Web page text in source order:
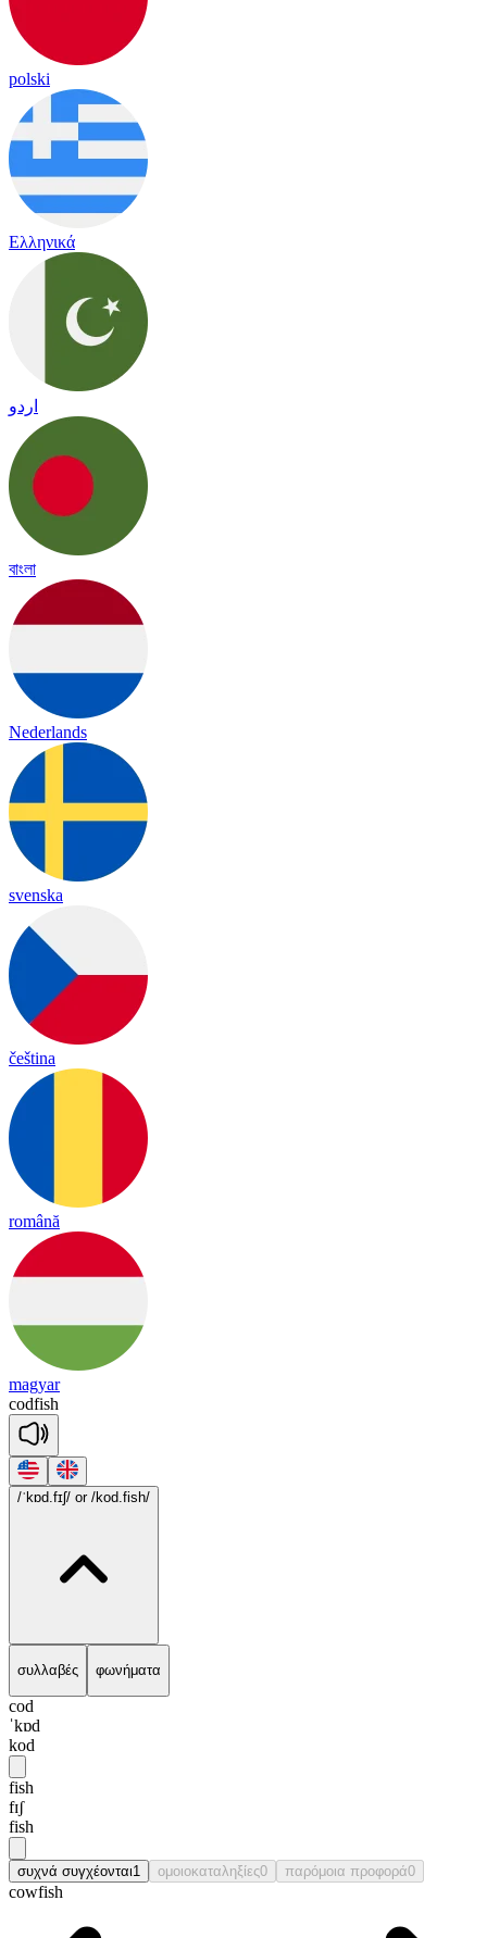
polski
Ελληνικά
اردو
বাংলা
Nederlands
svenska
čeština
română
magyar
codfish
/ˈkɒd.fɪʃ/ or /kod.fish/
συλλαβές φωνήματα
cod
ˈkɒd
kod
fish
fɪʃ
fish
συχνά συγχέονται1 ομοιοκαταληξίες0 παρόμοια προφορά0
cowfish